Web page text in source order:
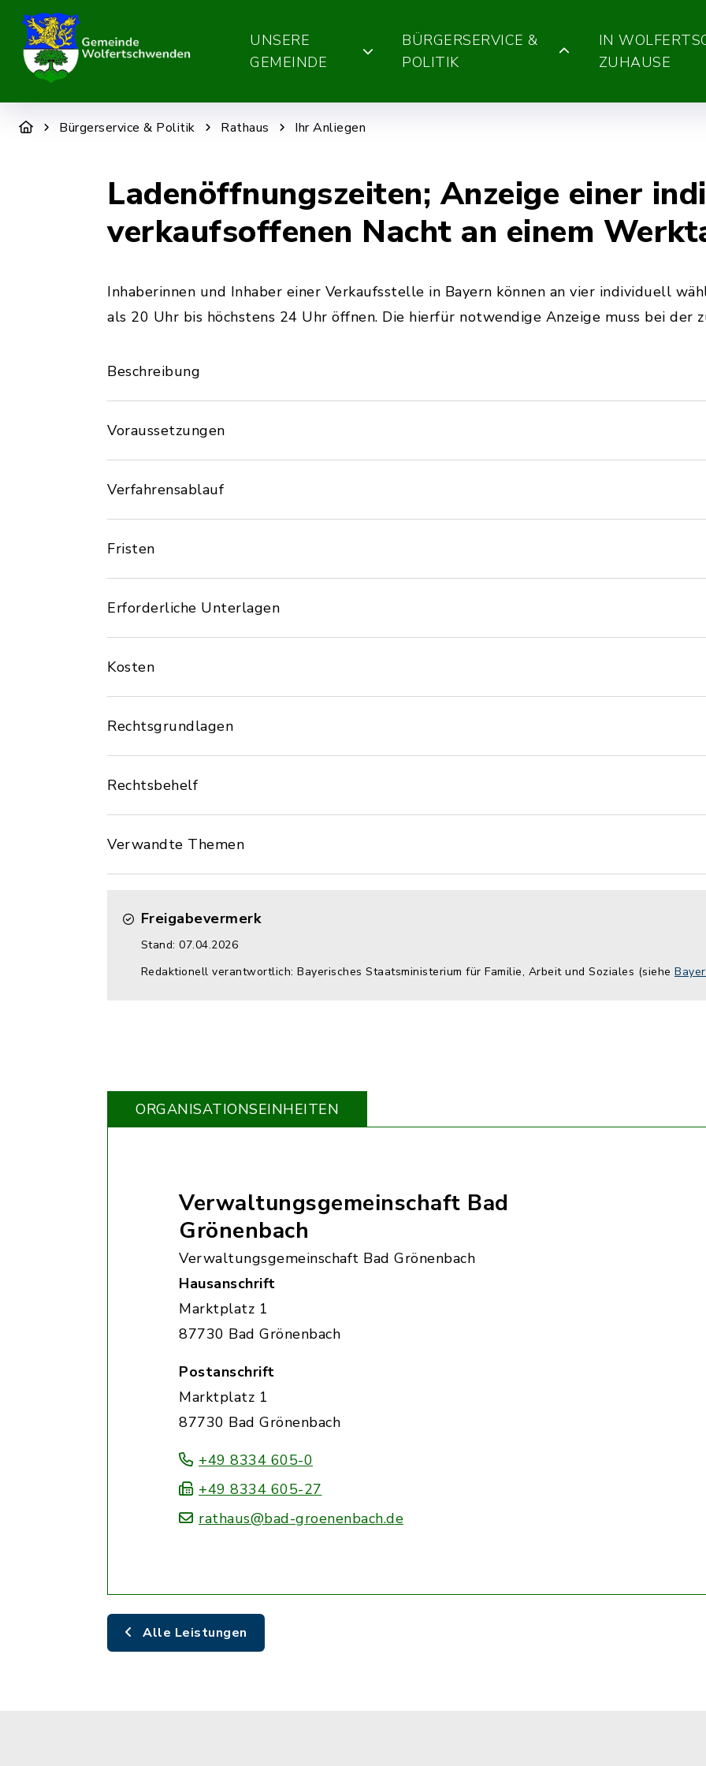
UNSERE
GEMEINDE
BÜRGERSERVICE &
POLITIK
IN
ZUHAUSE
Bürgerservice & Politik Rathaus Ihr Anliegen
Ladenöffnungszeiten; Anzeige einer
verkaufsoffenen Nacht an einem
Inhaberinnen und Inhaber einer Verkaufsstelle in Bayern können an vier individuell
als 20 Uhr bis höchstens 24 Uhr öffnen. Die hierfür notwendige Anzeige muss bei der
Beschreibung
Voraussetzungen
Verfahrensablauf
Fristen
Erforderliche Unterlagen
Kosten
Rechtsgrundlagen
Rechtsbehelf
Verwandte Themen
Freigabevermerk
Stand: 07.04.2026
Redaktionell verantwortlich: Bayerisches Staatsministerium für Familie, Arbeit und Soziales (siehe
ORGANISATIONS­EINHEITEN
Verwaltungsgemeinschaft Bad
Grönenbach
Verwaltungsgemeinschaft Bad Grönenbach
Hausanschrift
Marktplatz 1
87730 Bad Grönenbach
Postanschrift
Marktplatz 1
87730 Bad Grönenbach
+49 8334 605-0
+49 8334 605-27
rathaus@bad-groenenbach.de
Alle Leistungen